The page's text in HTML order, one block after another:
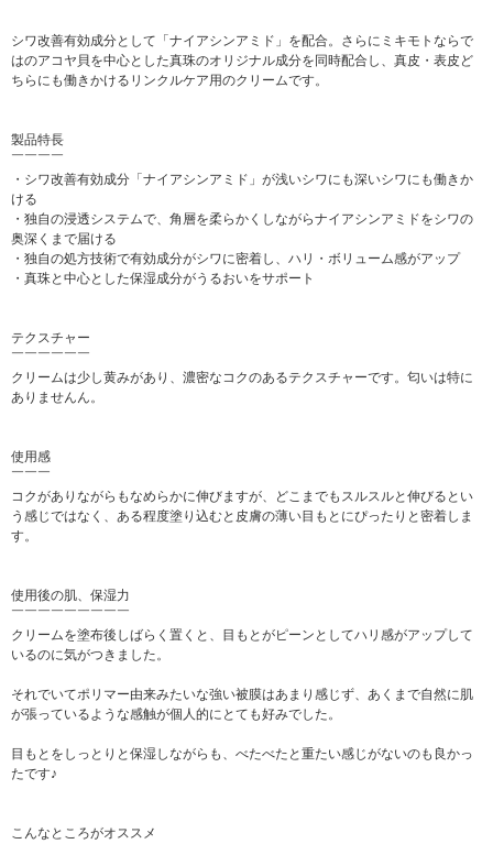
シワ改善有効成分として「ナイアシンアミド」を配合。さらにミキモトならで
はのアコヤ貝を中心とした真珠のオリジナル成分を同時配合し、真皮・表皮ど
ちらにも働きかけるリンクルケア用のクリームです。
製品特長
￣￣￣￣
・シワ改善有効成分「ナイアシンアミド」が浅いシワにも深いシワにも働きか
ける
・独自の浸透システムで、角層を柔らかくしながらナイアシンアミドをシワの
奥深くまで届ける
・独自の処方技術で有効成分がシワに密着し、ハリ・ボリューム感がアップ
・真珠と中心とした保湿成分がうるおいをサポート
テクスチャー
￣￣￣￣￣￣
クリームは少し黄みがあり、濃密なコクのあるテクスチャーです。匂いは特に
ありませんん。
使用感
￣￣￣
コクがありながらもなめらかに伸びますが、どこまでもスルスルと伸びるとい
う感じではなく、ある程度塗り込むと皮膚の薄い目もとにぴったりと密着しま
す。
使用後の肌、保湿力
￣￣￣￣￣￣￣￣￣
クリームを塗布後しばらく置くと、目もとがピーンとしてハリ感がアップして
いるのに気がつきました。
それでいてポリマー由来みたいな強い被膜はあまり感じず、あくまで自然に肌
が張っているような感触が個人的にとても好みでした。
目もとをしっとりと保湿しながらも、べたべたと重たい感じがないのも良かっ
たです♪
こんなところがオススメ